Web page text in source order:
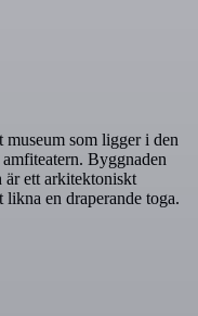
museum som ligger i den
Byggnaden
är ett arkitektoniskt
en draperande toga.